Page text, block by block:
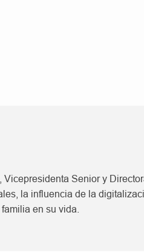
Senior y
la influencia de la
en su vida.